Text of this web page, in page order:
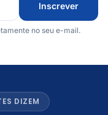
Inscrever
no seu e-mail.
DIZEM